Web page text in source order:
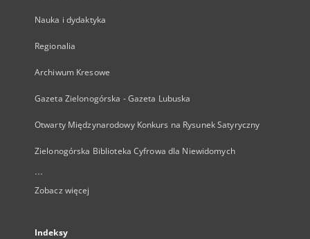
Nauka i dydaktyka
Regionalia
Archiwum Kresowe
Gazeta Zielonogórska - Gazeta Lubuska
Otwarty Międzynarodowy Konkurs na Rysunek Satyryczny
Zielonogórska Biblioteka Cyfrowa dla Niewidomych
...
Zobacz więcej
Indeksy